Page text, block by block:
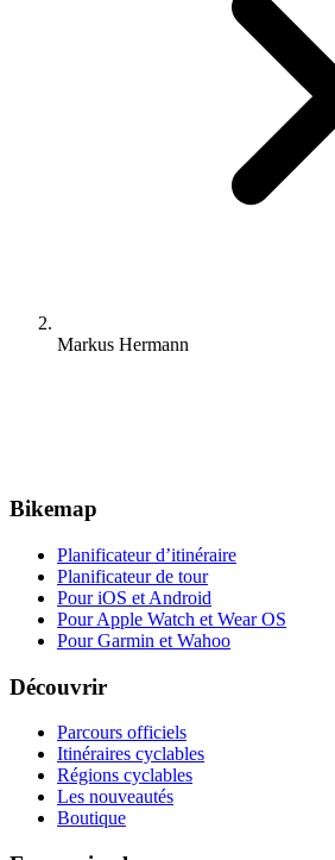
Markus Hermann
Bikemap
Planificateur d’itinéraire
Planificateur de tour
Pour iOS et Android
Pour Apple Watch et Wear OS
Pour Garmin et Wahoo
Découvrir
Parcours officiels
Itinéraires cyclables
Régions cyclables
Les nouveautés
Boutique